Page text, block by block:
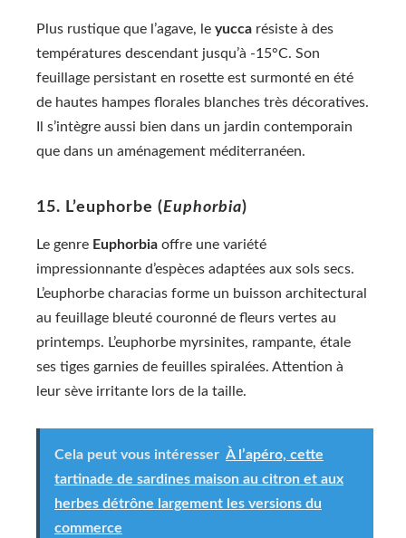
Plus rustique que l’agave, le yucca résiste à des
températures descendant jusqu’à -15°C. Son
feuillage persistant en rosette est surmonté en été
de hautes hampes florales blanches très décoratives.
Il s’intègre aussi bien dans un jardin contemporain
que dans un aménagement méditerranéen.
15. L’euphorbe (Euphorbia)
Le genre Euphorbia offre une variété
impressionnante d’espèces adaptées aux sols secs.
L’euphorbe characias forme un buisson architectural
au feuillage bleuté couronné de fleurs vertes au
printemps. L’euphorbe myrsinites, rampante, étale
ses tiges garnies de feuilles spiralées. Attention à
leur sève irritante lors de la taille.
Cela peut vous intéresser À l’apéro, cette
tartinade de sardines maison au citron et aux
herbes détrône largement les versions du
commerce